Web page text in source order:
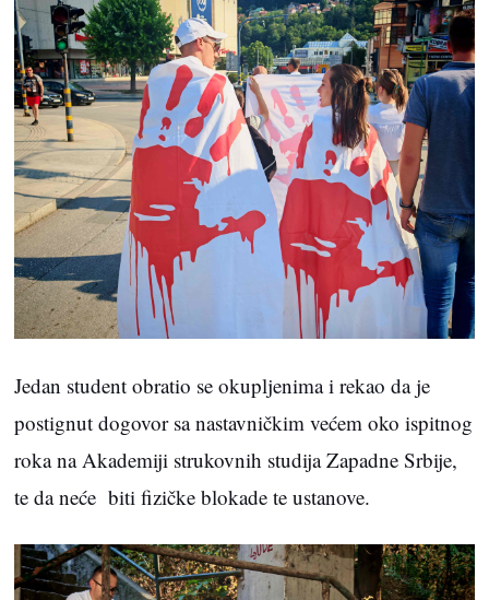
Jedan student obratio se okupljenima i rekao da je
postignut dogovor sa nastavničkim većem oko ispitnog
roka na Akademiji strukovnih studija Zapadne Srbije,
te da neće biti fizičke blokade te ustanove.